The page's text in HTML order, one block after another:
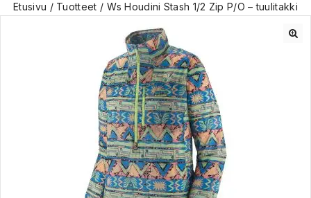
Etusivu / Tuotteet / Ws Houdini Stash 1/2 Zip P/O – tuulitakki